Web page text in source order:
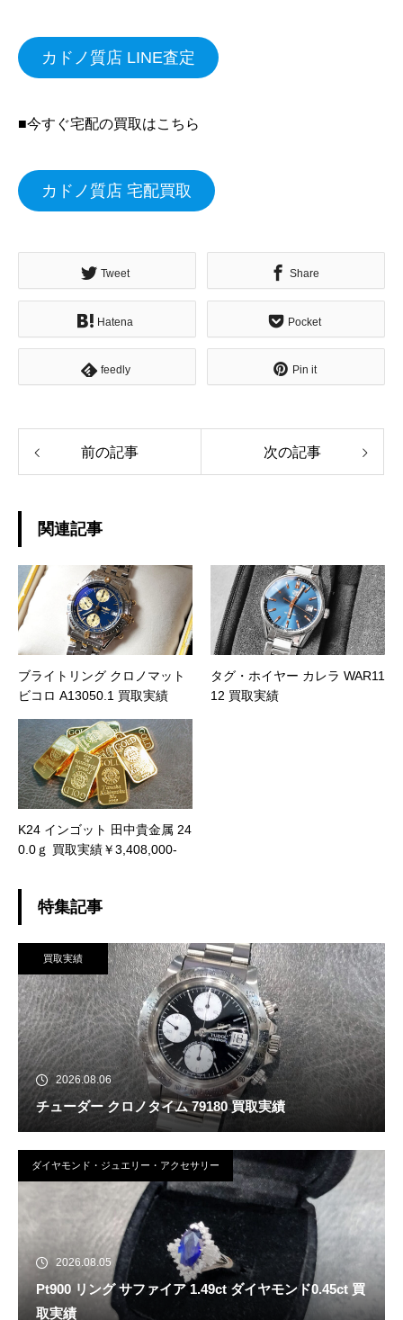
カドノ質店 LINE査定
■今すぐ宅配の買取はこちら
カドノ質店 宅配買取
Tweet Share
Hatena Pocket
feedly Pin it
前の記事 次の記事
関連記事
ブライトリング クロノマット
ビコロ A13050.1 買取実績
タグ・ホイヤー カレラ WAR11
12 買取実績
K24 インゴット 田中貴金属 24
0.0ｇ 買取実績￥3,408,000-
特集記事
買取実績
2026.08.06
チューダー クロノタイム 79180 買取実績
ダイヤモンド・ジュエリー・アクセサリー
2026.08.05
Pt900 リング サファイア 1.49ct ダイヤモンド0.45ct 買
取実績